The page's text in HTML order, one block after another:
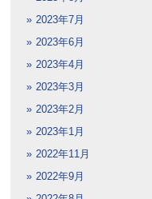
2023年7月
2023年6月
2023年4月
2023年3月
2023年2月
2023年1月
2022年11月
2022年9月